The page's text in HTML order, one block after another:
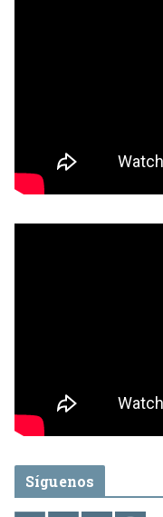
Síguenos